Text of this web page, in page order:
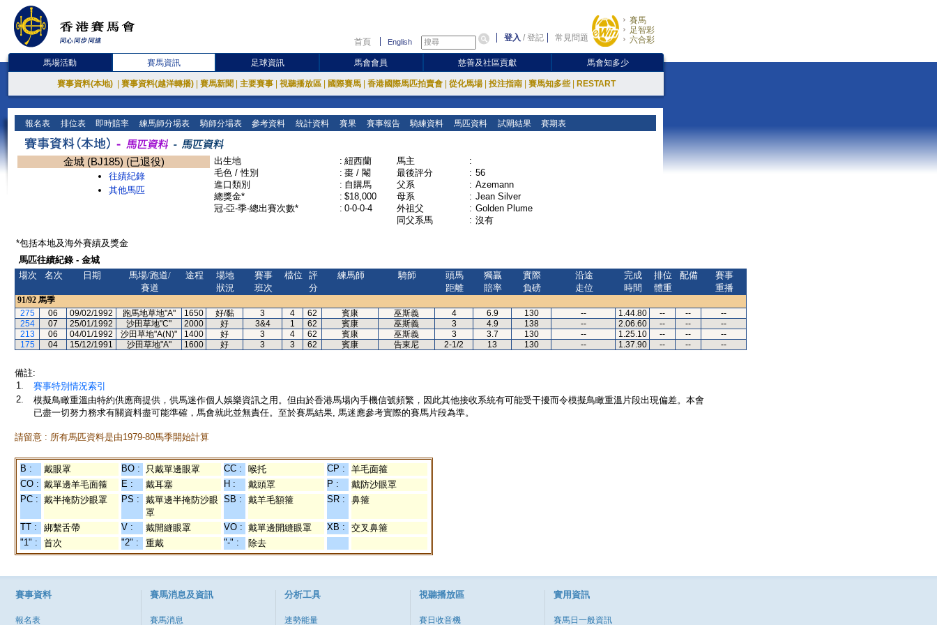
首頁 English 登入 /登記 常見問題
賽馬
足智彩
六合彩
馬場活動 賽馬資訊 足球資訊 馬會會員 慈善及社區貢獻 馬會知多少
賽事資料(本地) 賽事資料(越洋轉播) 賽馬新聞 主要賽事 視聽播放區 國際賽馬 香港國際馬匹拍賣會 從化馬場 投注指南 賽馬知多些 RESTART
報名表 排位表 即時賠率 練馬師分場表 騎師分場表 參考資料 統計資料 賽果 賽事報告 騎練資料 馬匹資料 試閘結果 賽期表
金城 (BJ185) (已退役)
往績紀錄
其他馬匹
出生地 : 紐西蘭
毛色 / 性別
: 棗 / 閹
進口類別
: 自購馬
總獎金*
: $18,000
冠-亞-季-總出賽次數*
: 0-0-0-4
馬主
:
最後評分
: 56
父系
: Azemann
母系
: Jean Silver
外祖父
: Golden Plume
同父系馬
: 沒有
*包括本地及海外賽績及獎金
馬匹往績紀錄 - 金城
場次
名次 日期
馬場/跑道/
賽道
途程
場地
狀況
賽事
班次
檔位
評
分
練馬師 騎師
頭馬
距離
獨贏
賠率
實際
負磅
沿途
走位
完成
時間
排位
體重
配備
賽事
重播
91/92 馬季
275
06 09/02/1992 跑馬地草地"A" 1650 好/黏 3 4 62 賓康 巫斯義 4 6.9 130 -- 1.44.80 -- --
--
254
07 25/01/1992 沙田草地"C" 2000 好 3&4 1 62 賓康 巫斯義 3 4.9 138 -- 2.06.60 -- --
--
213
06 04/01/1992 沙田草地"A(N)" 1400 好 3 4 62 賓康 巫斯義 3 3.7 130 -- 1.25.10 -- --
--
175
04 15/12/1991 沙田草地"A" 1600 好 3 3 62 賓康 告東尼 2-1/2 13 130 -- 1.37.90 -- -- --
備註:
1.
賽事特別情況索引
2.
模擬鳥瞰重溫由特約供應商提供，供馬迷作個人娛樂資訊之用。但由於香港馬場內手機信號頻繁，因此其他接收系統有可能受干擾而令模擬鳥瞰重溫片段出現偏差。本會
已盡一切努力務求有關資料盡可能準確，馬會就此並無責任。至於賽馬結果, 馬迷應參考實際的賽馬片段為準。
請留意 : 所有馬匹資料是由1979-80馬季開始計算
B : 戴眼罩 BO : 只戴單邊眼罩 CC : 喉托 CP :
羊毛面箍
CO : 戴單邊羊毛面箍 E : 戴耳塞 H : 戴頭罩 P :
戴防沙眼罩
PC : 戴半掩防沙眼罩 PS :
戴單邊半掩防沙眼
罩
SB : 戴羊毛額箍 SR : 鼻箍
TT : 綁繫舌帶 V : 戴開縫眼罩 VO : 戴單邊開縫眼罩 XB :
交叉鼻箍
"1" :
首次 "2" : 重戴 "-" : 除去
賽事資料
報名表
賽馬消息及資訊
賽馬消息
分析工具
速勢能量
視聽播放區
賽日收音機
實用資訊
賽馬日一般資訊